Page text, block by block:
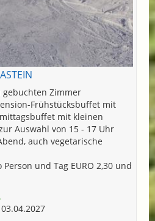
Zimmer
Frühstücksbuffet mit
mit kleinen
Auswahl von 15 - 17 Uhr
auch vegetarische
und Tag EURO 2,30 und